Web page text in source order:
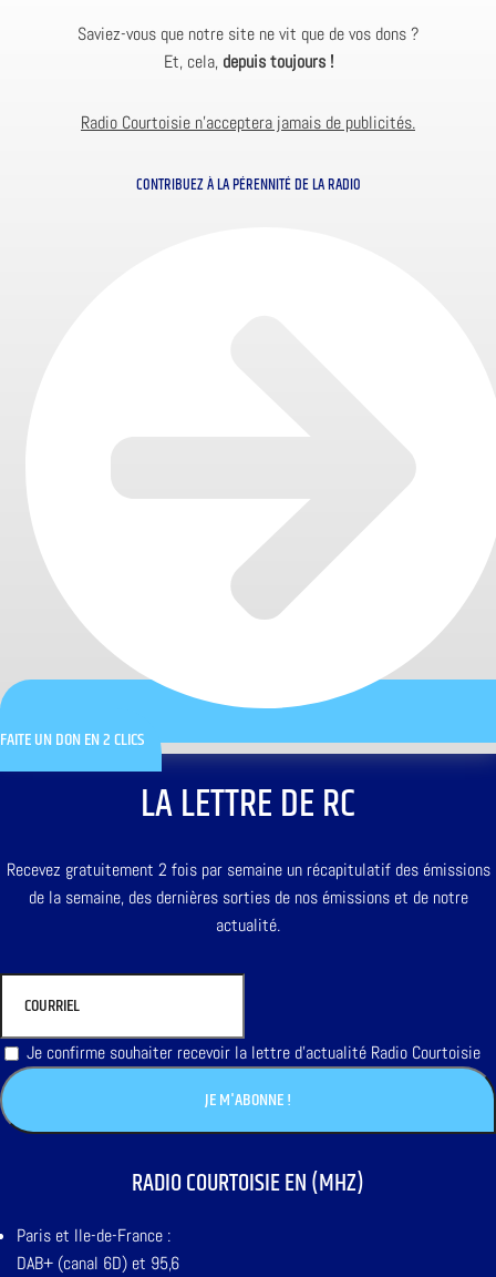
Saviez-vous que notre site ne vit que de vos dons ?
Et, cela, depuis toujours !
Radio Courtoisie n’acceptera jamais de publicités.
CONTRIBUEZ À LA PÉRENNITÉ DE LA RADIO
FAITE UN DON EN 2 CLICS
LA LETTRE DE RC
Recevez gratuitement 2 fois par semaine un récapitulatif des émissions
de la semaine, des dernières sorties de nos émissions et de notre
actualité.
Je confirme souhaiter recevoir la lettre d'actualité Radio Courtoisie
RADIO COURTOISIE EN (MHZ)
Paris et Ile-de-France :
DAB+ (canal 6D) et 95,6